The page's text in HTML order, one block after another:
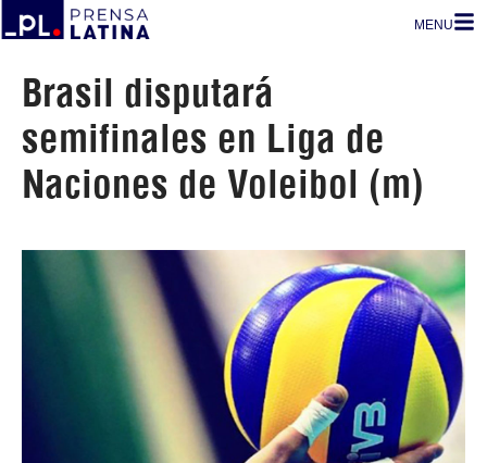
MENU
Brasil disputará
semifinales en Liga de
Naciones de Voleibol (m)